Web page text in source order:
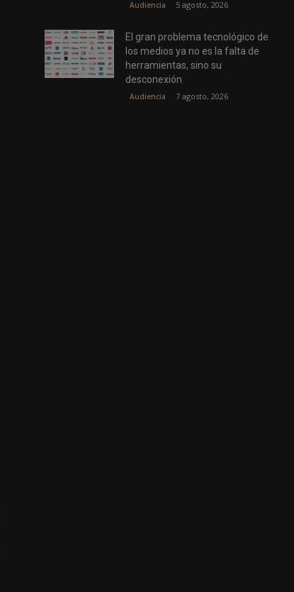
Audiencia 5 agosto, 2026
El gran problema tecnológico de
los medios ya no es la falta de
herramientas, sino su
desconexión
Audiencia 7 agosto, 2026